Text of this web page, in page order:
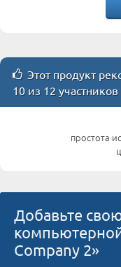
Этот продукт
10 из 12 участников
простота
Добавьте
Company 2»